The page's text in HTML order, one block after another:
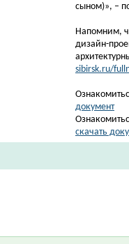
сыном)», –
Напомним,
дизайн-
sibirsk.ru/
документ
скачать